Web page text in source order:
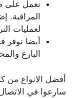
نعمل على
المراقبة.
لعمليات
أيضا نوفر
البارع
أفضل الانواع من
سارعوا في